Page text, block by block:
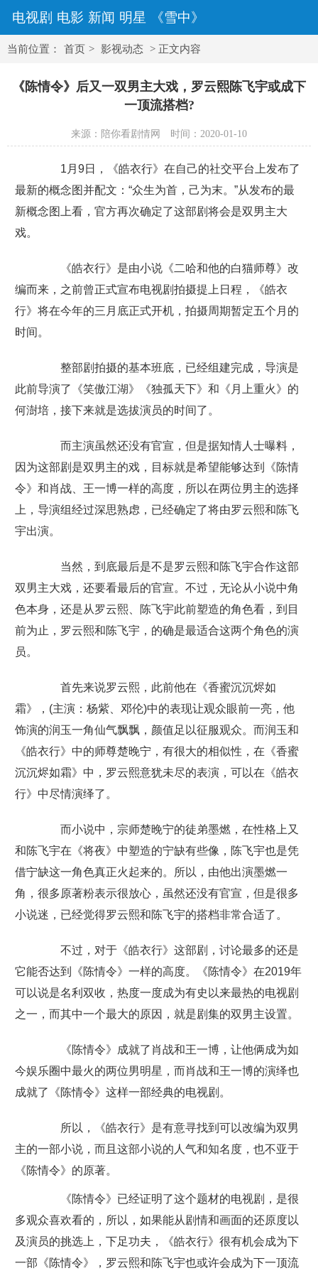
电视剧 电影 新闻 明星 《雪中》
当前位置： 首页 > 影视动态 > 正文内容
《陈情令》后又一双男主大戏，罗云熙陈飞宇或成下
一顶流搭档?
来源：陪你看剧情网 时间：2020-01-10
1月9日，《皓衣行》在自己的社交平台上发布了
最新的概念图并配文：“众生为首，己为末。”从发布的最
新概念图上看，官方再次确定了这部剧将会是双男主大
戏。
《皓衣行》是由小说《二哈和他的白猫师尊》改
编而来，之前曾正式宣布电视剧拍摄提上日程，《皓衣
行》将在今年的三月底正式开机，拍摄周期暂定五个月的
时间。
整部剧拍摄的基本班底，已经组建完成，导演是
此前导演了《笑傲江湖》《独孤天下》和《月上重火》的
何澍培，接下来就是选拔演员的时间了。
而主演虽然还没有官宣，但是据知情人士曝料，
因为这部剧是双男主的戏，目标就是希望能够达到《陈情
令》和肖战、王一博一样的高度，所以在两位男主的选择
上，导演组经过深思熟虑，已经确定了将由罗云熙和陈飞
宇出演。
当然，到底最后是不是罗云熙和陈飞宇合作这部
双男主大戏，还要看最后的官宣。不过，无论从小说中角
色本身，还是从罗云熙、陈飞宇此前塑造的角色看，到目
前为止，罗云熙和陈飞宇，的确是最适合这两个角色的演
员。
首先来说罗云熙，此前他在《香蜜沉沉烬如
霜》，(主演：杨紫、邓伦)中的表现让观众眼前一亮，他
饰演的润玉一角仙气飘飘，颜值足以征服观众。而润玉和
《皓衣行》中的师尊楚晚宁，有很大的相似性，在《香蜜
沉沉烬如霜》中，罗云熙意犹未尽的表演，可以在《皓衣
行》中尽情演绎了。
而小说中，宗师楚晚宁的徒弟墨燃，在性格上又
和陈飞宇在《将夜》中塑造的宁缺有些像，陈飞宇也是凭
借宁缺这一角色真正火起来的。所以，由他出演墨燃一
角，很多原著粉表示很放心，虽然还没有官宣，但是很多
小说迷，已经觉得罗云熙和陈飞宇的搭档非常合适了。
不过，对于《皓衣行》这部剧，讨论最多的还是
它能否达到《陈情令》一样的高度。《陈情令》在2019年
可以说是名利双收，热度一度成为有史以来最热的电视剧
之一，而其中一个最大的原因，就是剧集的双男主设置。
《陈情令》成就了肖战和王一博，让他俩成为如
今娱乐圈中最火的两位男明星，而肖战和王一博的演绎也
成就了《陈情令》这样一部经典的电视剧。
所以，《皓衣行》是有意寻找到可以改编为双男
主的一部小说，而且这部小说的人气和知名度，也不亚于
《陈情令》的原著。
《陈情令》已经证明了这个题材的电视剧，是很
多观众喜欢看的，所以，如果能从剧情和画面的还原度以
及演员的挑选上，下足功夫，《皓衣行》很有机会成为下
一部《陈情令》，罗云熙和陈飞宇也或许会成为下一顶流